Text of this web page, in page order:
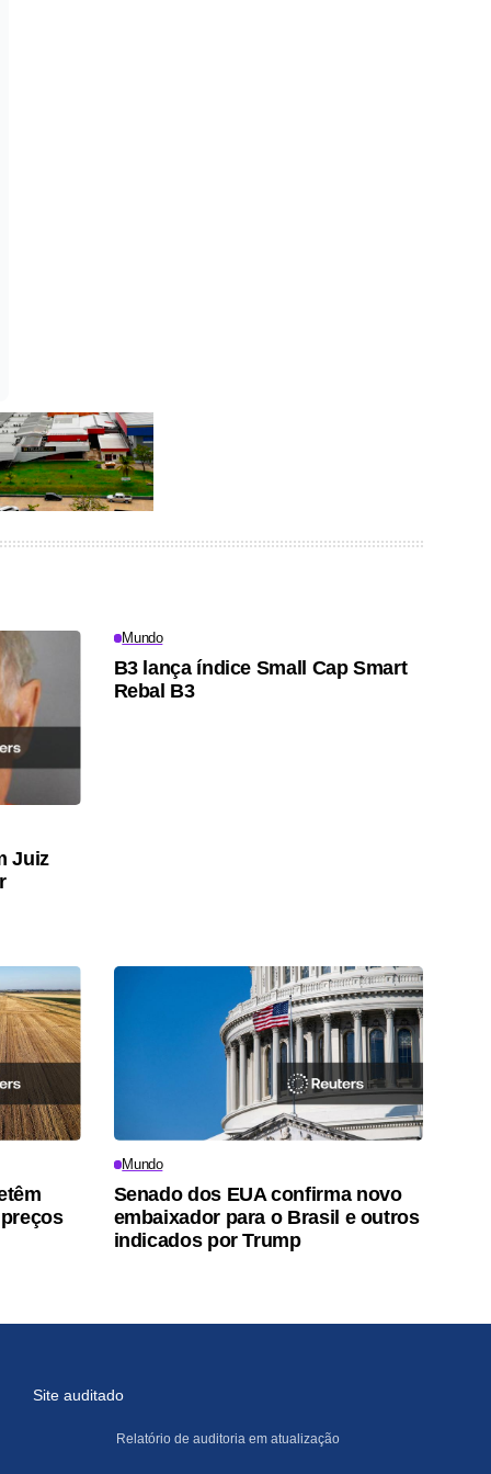
Juiz
Mundo
B3 lança índice Small Cap Smart
Rebal B3
Mundo
Senado dos EUA confirma novo
embaixador para o Brasil e outros
indicados por Trump
Site auditado
Relatório de auditoria em atualização